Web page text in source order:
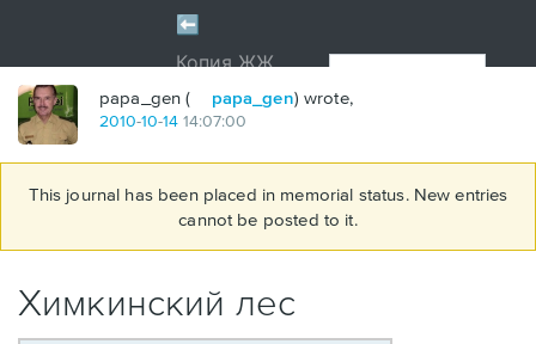
papa_gen ( papa_gen) wrote,
2010-10-14 14:07:00
This journal has been placed in memorial status. New entries
cannot be posted to it.
Химкинский лес